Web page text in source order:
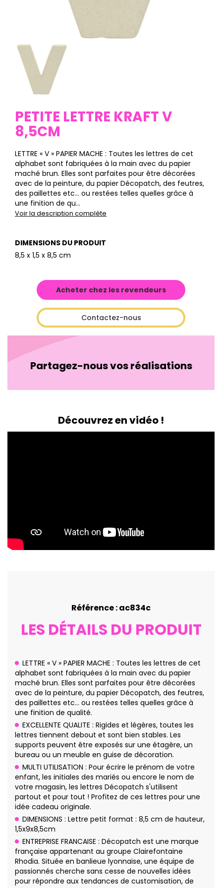
PETITE LETTRE KRAFT V
8,5CM
LETTRE « V » PAPIER MACHE : Toutes les lettres de cet
alphabet sont fabriquées à la main avec du papier
maché brun. Elles sont parfaites pour être décorées
avec de la peinture, du papier Décopatch, des feutres,
des paillettes etc… ou restées telles quelles grâce à
une finition de qu...
Voir la description complète
DIMENSIONS DU PRODUIT
8,5 x 1,5 x 8,5 cm
Acheter chez les revendeurs
Contactez-nous
Partagez-nous vos réalisations
Découvrez en vidéo !
Référence : ac834c
LES DÉTAILS DU PRODUIT
LETTRE « V » PAPIER MACHE : Toutes les lettres de cet
alphabet sont fabriquées à la main avec du papier
maché brun. Elles sont parfaites pour être décorées
avec de la peinture, du papier Décopatch, des feutres,
des paillettes etc… ou restées telles quelles grâce à
une finition de qualité.
EXCELLENTE QUALITE : Rigides et légères, toutes les
lettres tiennent debout et sont bien stables. Les
supports peuvent être exposés sur une étagère, un
bureau ou un meuble en guise de décoration.
MULTI UTILISATION : Pour écrire le prénom de votre
enfant, les initiales des mariés ou encore le nom de
votre magasin, les lettres Décopatch s'utilisent
partout et pour tout ! Profitez de ces lettres pour une
idée cadeau originale.
DIMENSIONS : Lettre petit format : 8,5 cm de hauteur,
1,5x9x8,5cm
ENTREPRISE FRANCAISE : Décopatch est une marque
française appartenant au groupe Clairefontaine
Rhodia. Située en banlieue lyonnaise, une équipe de
passionnés cherche sans cesse de nouvelles idées
pour répondre aux tendances de customisation, de